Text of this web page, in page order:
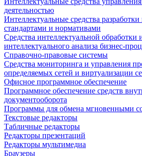
деятельностью
Интеллектуальные средства
стандартами и нормативами
Средства интеллектуальной
интеллектуального анализа бизнес-
Справочно-правовые системы
Средства мониторинга и управления
определяемых сетей и виртуализации
Офисное программное обеспечение
Программное обеспечение средств
документооборота
Программы для обмена мгновенными
Текстовые редакторы
Табличные редакторы
Редакторы презентаций
Редакторы мультимедиа
Браузеры